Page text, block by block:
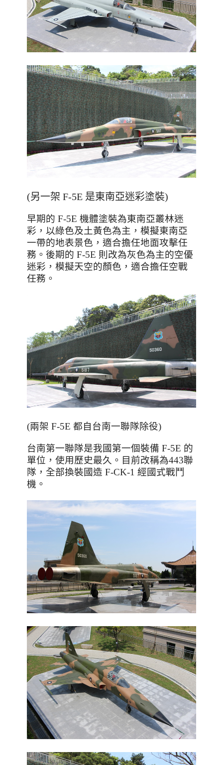
(另一架 F-5E 是東南亞迷彩塗裝)
早期的 F-5E 機體塗裝為東南亞叢林迷
彩，以綠色及土黃色為主，模擬東南亞
一帶的地表景色，適合擔任地面攻擊任
務。後期的 F-5E 則改為灰色為主的空優
迷彩，模擬天空的顏色，適合擔任空戰
任務。
(兩架 F-5E 都自台南一聯隊除役)
台南第一聯隊是我國第一個裝備 F-5E 的
單位，使用歷史最久。目前改稱為443聯
隊，全部換裝國造 F-CK-1 經國式戰鬥
機。